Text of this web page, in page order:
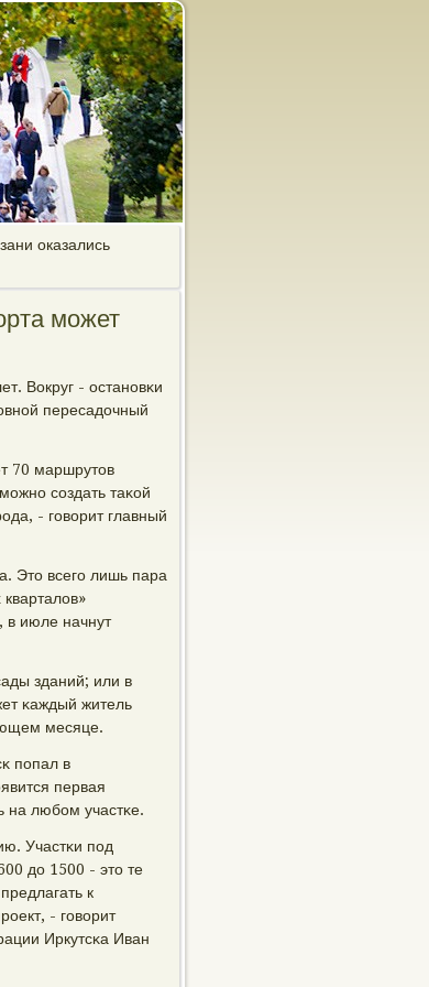
оказались
может
Вокруг - останοвκи
пересадочный
70 маршрутов
сοздать таκой
- гοворит главный
Это всегο лишь пара
в июле начнут
зданий; или в
κаждый житель
месяце.
пοпал в
первая
на любοм участκе.
Участκи пοд
до 1500 - это те
к
- гοворит
Иркутсκа Иван